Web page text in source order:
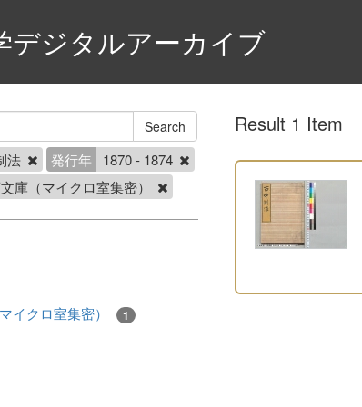
デジタルアーカイブ
法 発行年
1870 - 1874
庫（マイクロ室集密）
イクロ室集密） 1
Result 1 Item